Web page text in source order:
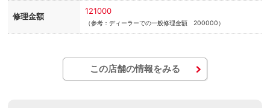
修理金額
121000
（参考：ディーラーでの一般修理金額 200000）
この店舗の情報をみる